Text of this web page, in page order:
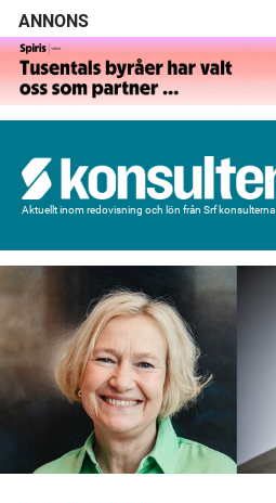
ANNONS
Aktuellt inom redovisning och lön från Srf konsulterna